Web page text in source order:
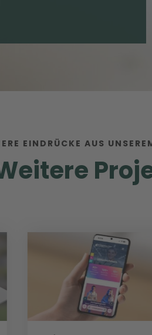
EINDRÜCKE AUS